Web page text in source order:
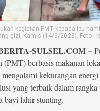
kegiatan PMT kepada ibu
gizi, Kamis (14/9/2023). Foto :
SULSEL.COM –
(PMT) berbasis makanan
kekurangan
yang terbaik dalam
bayi lahir stunting.